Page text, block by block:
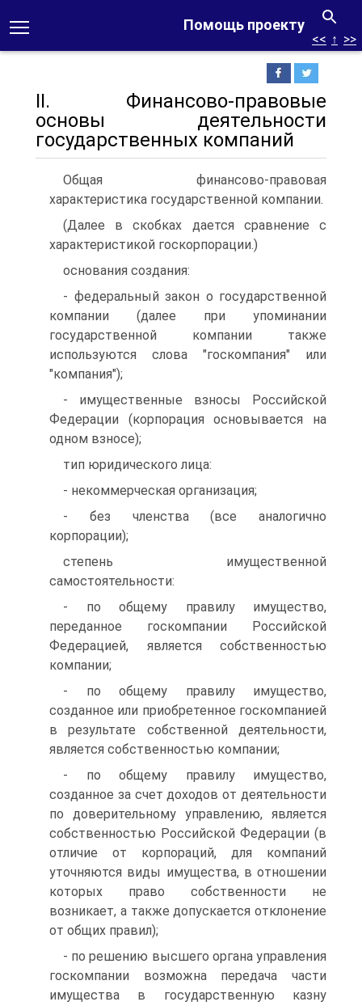
Помощь проекту
<< ↑ >>
II. Финансово-правовые
основы деятельности
государственных компаний
Общая финансово-правовая
характеристика государственной компании.
(Далее в скобках дается сравнение с
характеристикой госкорпорации.)
основания создания:
- федеральный закон о государственной
компании (далее при упоминании
государственной компании также
используются слова "госкомпания" или
"компания");
- имущественные взносы Российской
Федерации (корпорация основывается на
одном взносе);
тип юридического лица:
- некоммерческая организация;
- без членства (все аналогично
корпорации);
степень имущественной
самостоятельности:
- по общему правилу имущество,
переданное госкомпании Российской
Федерацией, является собственностью
компании;
- по общему правилу имущество,
созданное или приобретенное госкомпанией
в результате собственной деятельности,
является собственностью компании;
- по общему правилу имущество,
созданное за счет доходов от деятельности
по доверительному управлению, является
собственностью Российской Федерации (в
отличие от корпораций, для компаний
уточняются виды имущества, в отношении
которых право собственности не
возникает, а также допускается отклонение
от общих правил);
- по решению высшего органа управления
госкомпании возможна передача части
имущества в государственную казну